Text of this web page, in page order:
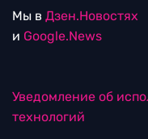
Мы в Дзен.Новостях
и Google.News
Уведомление об
технологий